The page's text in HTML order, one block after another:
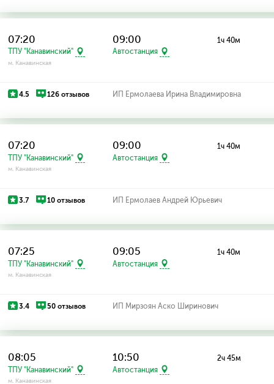
07:20
ТПУ "Канавинский"
м. Канавинская
09:00
Автостанция
1ч 40м
4.5 126 отзывов ИП Ермолаева Ирина Владимировна
07:20
ТПУ "Канавинский"
м. Канавинская
09:00
Автостанция
1ч 40м
3.7 10 отзывов ИП Ермолаев Андрей Юрьевич
07:25
ТПУ "Канавинский"
м. Канавинская
09:05
Автостанция
1ч 40м
3.4 50 отзывов ИП Мирзоян Аско Ширинович
08:05
ТПУ "Канавинский"
м. Канавинская
10:50
Автостанция
2ч 45м